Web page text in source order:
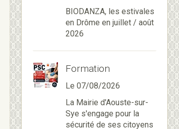
BIODANZA, les estivales
en Drôme en juillet / août
2026
Formation
Le 07/08/2026
La Mairie d'Aouste-sur-
Sye s'engage pour la
sécurité de ses citoyens